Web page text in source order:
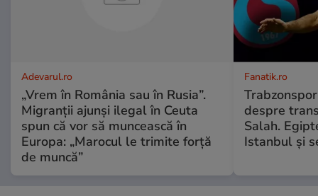
Adevarul.ro
„Vrem în România sau în Rusia”.
Migranții ajunși ilegal în Ceuta
spun că vor să muncească în
Europa: „Marocul le trimite forță
de muncă”
Fanatik.ro
despre
Salah.
Istanbul și